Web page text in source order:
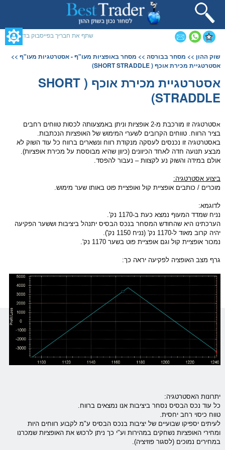
אינטרנט,
לחץ
שתף את חבריך בפייסבוק בדף זה
המרכזי,
באפשרותך
אנטר
כדי
לדלג
הבא
שוק ההון >> מסחר בבורסה>> מסחר באופציות מעו"ף - אסטרטגיות מעו"ף>>
אסטרטגיית מכירת אוכף ( SHORT STRADDLE)
אסטרטגיית מכירת אוכף ( SHORT
STRADDLE)
אסטרטגיה זו מורכבת מ-2 אופציותוניתן באמצעותה לכסות טווחים רחבים
בציר הרווח. טווחים הקרובים לשערי המימוש של האופציותהנכתבות.
באסטרטגיה זו נכנסים לעסקה מנקודת רווח ונשארים ברווח כל עוד השוק לא
מבצע תנועה חדה לאחד הכיוונים (כיוון שהיא מבוססת על מכירת אופציות).
אולם במידה והשוק נע לקצוות – נעבור להפסד.
ביצוע אסטרטגיה:
מוכרים / כותבים אופציית קול ואופציית פוט באותו שער מימוש.
לדוגמא:
נניח שמדד המעוף נמצא כעת ב-1170 נק'.
הערכתינו היא שהחודש המסחרבנכס הבסיס יתנהל ביציבות וששער הפקיעה
יהיה קרוב מאוד ל-1170 נק' (נניח 1150 נק').
נמכור אופציית קול וגם אופציית פוט בשער 1170 נק'.
גרף מצב האופציה לפקיעה יראה כך:
יתרונות האסטרטגיה:
כל עוד נכס הבסיס נסחר ביציבות אנו נמצאים ברווח.
טווח כיסוי רחב יחסית.
לעיתים יספיקו שבועיים של יציבות בנכס הבסיס ע"מ לקבוע רווחים היות
ומחירי האופציותנשחקים במהירות וע"י כך ניתן לרכוש את האופציותשמכרנו
במחירים נמוכים (לסגור פוזיציה).